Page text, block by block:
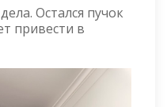
Остался пучок
привести в